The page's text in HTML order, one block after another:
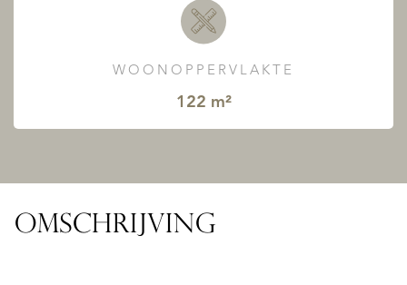
WOONOPPERVLAKTE
122 m²
OMSCHRIJVING